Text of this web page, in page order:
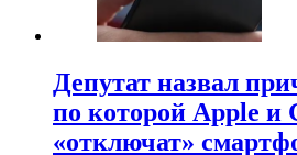
Депутат назвал
по которой Apple и
«отключат»